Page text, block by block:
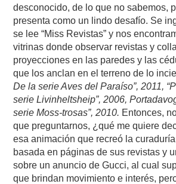
desconocido, de lo que no sabemos,
presenta como un lindo desafío. Se
se lee “Miss Revistas” y nos
vitrinas donde observar revistas y
proyecciones en las paredes y las
que los anclan en el terreno de lo
De la serie Aves del Paraíso”, 2011,
serie Livinheltsheip”, 2006,
serie Moss-trosas”, 2010. Entonces,
que preguntarnos, ¿qué me quiere
esa animación que recreó la
basada en páginas de sus revistas y
sobre un anuncio de Gucci, al cual
que brindan movimiento e interés,